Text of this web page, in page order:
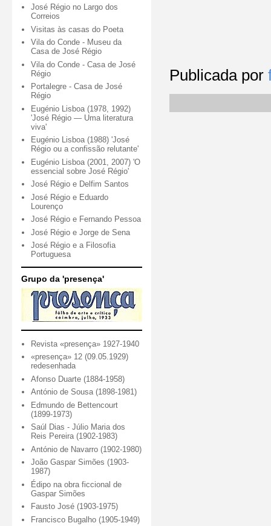
Publicada por
José Régio no Largo dos
Correios
Visitas às casas do Poeta
Vila do Conde - Museu da
Casa de José Régio
Vila do Conde - Casa de José
Régio
Portalegre - Casa de José
Régio
Eugénio Lisboa (1978, 1992)
'José Régio — Uma literatura
viva'
Eugénio Lisboa (1988) 'José
Régio ou a confissão relutante'
Eugénio Lisboa (2001, 2007) 'O
essencial sobre José Régio'
José Régio e Delfim Santos
José Régio e Eduardo
Lourenço
José Régio e Fernando Pessoa
José Régio e Jorge de Sena
José Régio e a Filosofia
Portuguesa
Grupo da 'presença'
Revista «presença» 1927-1940
«presença» 12 (09.05.1929)
redesenhada
Afonso Duarte (1884-1958)
António de Sousa (1898-1981)
Edmundo de Bettencourt
(1899-1973)
Saúl Dias - Júlio Maria dos
Reis Pereira (1902-1983)
António de Navarro (1902-1980)
João Gaspar Simões (1903-
1987)
Édipo na obra ficcional de
Gaspar Simões
Fausto José (1903-1975)
Francisco Bugalho (1905-1949)